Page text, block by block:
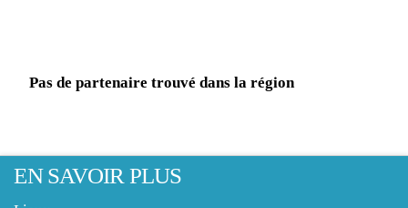
Pas de partenaire trouvé dans la région
EN SAVOIR PLUS